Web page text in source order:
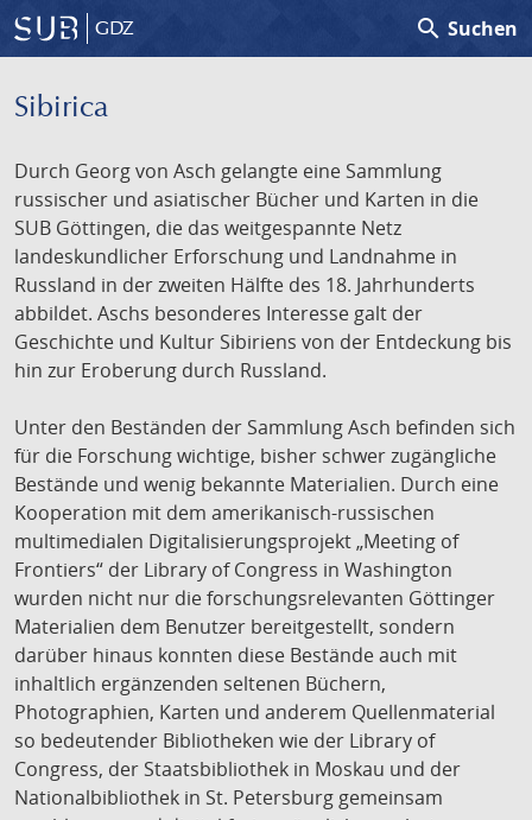
GDZ search Suchen
Sibirica
Durch Georg von Asch gelangte eine Sammlung
russischer und asiatischer Bücher und Karten in die
SUB Göttingen, die das weitgespannte Netz
landeskundlicher Erforschung und Landnahme in
Russland in der zweiten Hälfte des 18. Jahrhunderts
abbildet. Aschs besonderes Interesse galt der
Geschichte und Kultur Sibiriens von der Entdeckung bis
hin zur Eroberung durch Russland.
Unter den Beständen der Sammlung Asch befinden sich
für die Forschung wichtige, bisher schwer zugängliche
Bestände und wenig bekannte Materialien. Durch eine
Kooperation mit dem amerikanisch-russischen
multimedialen Digitalisierungsprojekt „Meeting of
Frontiers“ der Library of Congress in Washington
wurden nicht nur die forschungsrelevanten Göttinger
Materialien dem Benutzer bereitgestellt, sondern
darüber hinaus konnten diese Bestände auch mit
inhaltlich ergänzenden seltenen Büchern,
Photographien, Karten und anderem Quellenmaterial
so bedeutender Bibliotheken wie der Library of
Congress, der Staatsbibliothek in Moskau und der
Nationalbibliothek in St. Petersburg gemeinsam